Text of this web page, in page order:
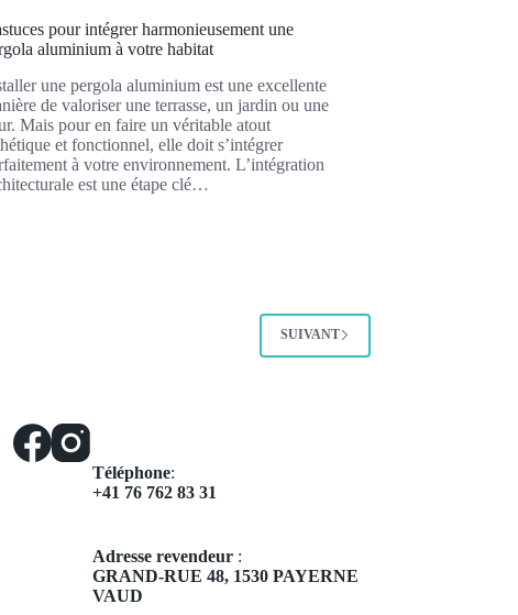
pour intégrer harmonieusement une
aluminium à votre habitat
une pergola aluminium est une excellente
de valoriser une terrasse, un jardin ou une
Mais pour en faire un véritable atout
et fonctionnel, elle doit s’intégrer
à votre environnement. L’intégration
est une étape clé…
SUIVANT
Téléphone:
+41 76 762 83 31
Adresse revendeur :
GRAND-RUE 48, 1530 PAYERNE
VAUD